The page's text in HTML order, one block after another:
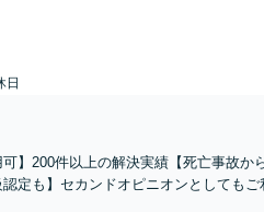
日
】200件以上の解決実績【死亡事故か
定も】セカンドオピニオンとしても